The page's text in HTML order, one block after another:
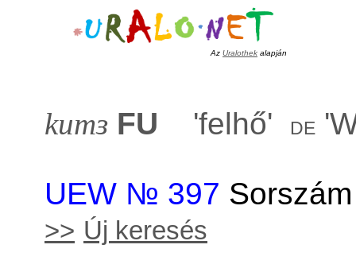
Az Uralothek alapján
kumɜ FU 'felhő' de '
UEW № 397
>> Új keresés